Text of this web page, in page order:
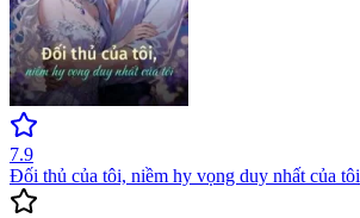
7.9
Đối thủ của tôi, niềm hy vọng duy nhất của tôi